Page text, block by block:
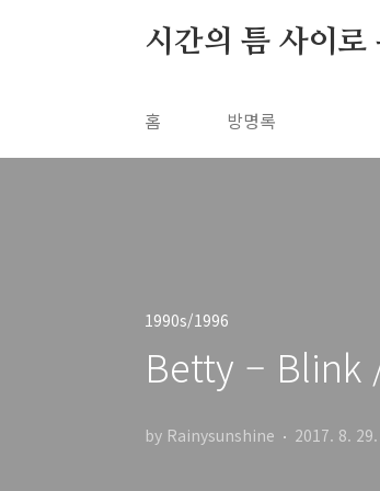
시간의 틈 사이로
홈 방명록
1990s/1996
Betty – Blink
by Rainysunshine 2017. 8. 29.